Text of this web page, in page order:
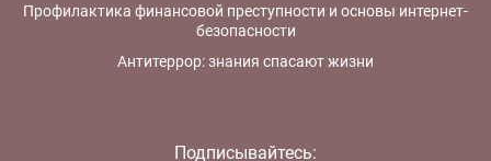
Профилактика финансовой преступности и основы интернет-
безопасности
Антитеррор: знания спасают жизни
Подписывайтесь: